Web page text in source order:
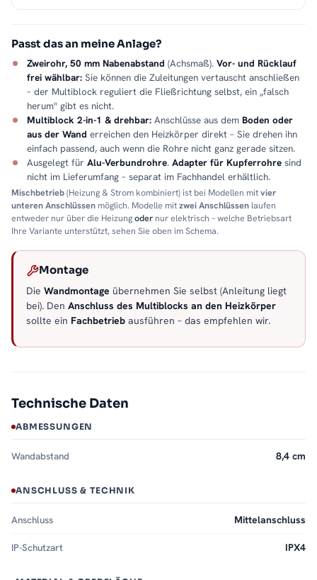
Passt das an meine Anlage?
Zweirohr, 50 mm Nabenabstand (Achsmaß). Vor- und Rücklauf
frei wählbar: Sie können die Zuleitungen vertauscht anschließen
– der Multiblock reguliert die Fließrichtung selbst, ein „falsch
herum" gibt es nicht.
Multiblock 2-in-1 & drehbar: Anschlüsse aus dem Boden oder
aus der Wand erreichen den Heizkörper direkt – Sie drehen ihn
einfach passend, auch wenn die Rohre nicht ganz gerade sitzen.
Ausgelegt für Alu-Verbundrohre. Adapter für Kupferrohre sind
nicht im Lieferumfang – separat im Fachhandel erhältlich.
Mischbetrieb(Heizung & Strom kombiniert) ist bei Modellen mitvier
unteren Anschlüssen möglich. Modelle mitzwei Anschlüssen laufen
entweder nur über die Heizungoder nur elektrisch – welche Betriebsart
Ihre Variante unterstützt, sehen Sie oben im Schema.
Montage
Die Wandmontage übernehmen Sie selbst (Anleitung liegt
bei). Den Anschluss des Multiblocks an den Heizkörper
sollte ein Fachbetrieb ausführen – das empfehlen wir.
Technische Daten
ABMESSUNGEN
Wandabstand 8,4 cm
ANSCHLUSS & TECHNIK
Anschluss Mittelanschluss
IP-Schutzart IPX4